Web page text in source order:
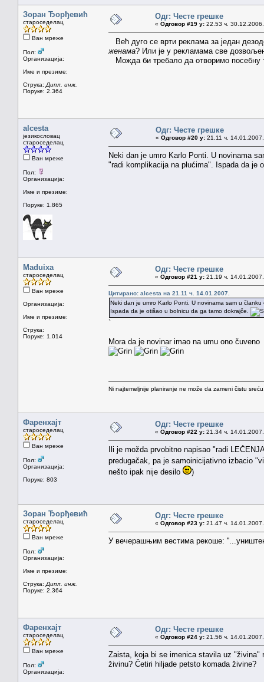
Зоран Ђорђевић
староседелац
Ван мреже
Пол:
Организација:
Име и презиме:
Струка: Дипл. инж.
Поруке: 2.364
Одг: Честе грешке
« Одговор #19 у: 22.53 ч.
Већ дуго се врти реклама за један
женама? Или је у рекламама све
Можда би требало да отворимо посебну
alcesta
језикословац
староседелац
Ван мреже
Пол:
Организација:
Име и презиме:
Поруке: 1.865
Одг: Честе грешке
« Одговор #20 у: 21.11 ч.
Neki dan je umro Karlo Ponti. U novinama
"radi komplikacija na plućima". Ispada da je
Maduixa
староседелац
Ван мреже
Организација:
Име и презиме:
Струка:
Поруке: 1.014
Одг: Честе грешке
« Одговор #21 у: 21.19 ч.
Цитирано: alcesta на 21.11 ч. 14.01.2007.
Neki dan je umro Karlo Ponti. U novinama sam u
Ispada da je otišao u bolnicu da ga tamo dokrajče.
`
Mora da je novinar imao na umu ono
Ni najtemeljnije planiranje ne može da zameni čistu
Фаренхајт
староседелац
Ван мреже
Пол:
Организација:
Поруке: 803
Одг: Честе грешке
« Одговор #22 у: 21.34 ч.
Ili je možda prvobitno napisao "radi
predugačak, pa je samoinicijativno izbacio
nešto ipak nije desilo
)
Зоран Ђорђевић
староседелац
Ван мреже
Пол:
Организација:
Име и презиме:
Струка: Дипл. инж.
Поруке: 2.364
Одг: Честе грешке
« Одговор #23 у: 21.47 ч.
У вечерашњим вестима рекоше:
Фаренхајт
староседелац
Ван мреже
Пол:
Организација:
Одг: Честе грешке
« Одговор #24 у: 21.56 ч.
Zaista, koja bi se imenica stavila uz "živina"
živinu? Četiri hiljade petsto komada živine?